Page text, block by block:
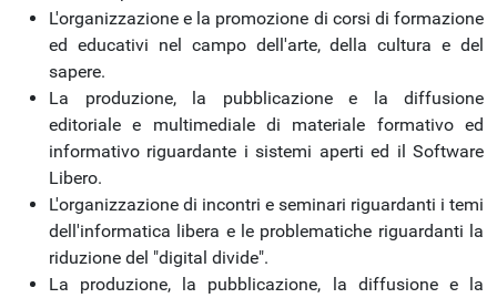
L'organizzazione e la promozione di corsi di formazione
ed educativi nel campo dell'arte, della cultura e del
sapere.
La produzione, la pubblicazione e la diffusione
editoriale e multimediale di materiale formativo ed
informativo riguardante i sistemi aperti ed il Software
Libero.
L'organizzazione di incontri e seminari riguardanti i temi
dell'informatica libera e le problematiche riguardanti la
riduzione del "digital divide".
La produzione, la pubblicazione, la diffusione e la